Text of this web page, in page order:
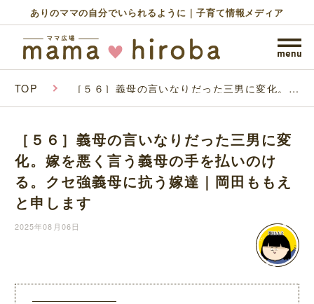
ありのママの自分でいられるように｜子育て情報メディア
TOP ［５６］義母の言いなりだった三男に変化。嫁
に抗う嫁達｜岡田ももえと申します
［５６］義母の言いなりだった三男に変
化。嫁を悪く言う義母の手を払いのけ
る。クセ強義母に抗う嫁達｜岡田ももえ
と申します
2025年08月06日